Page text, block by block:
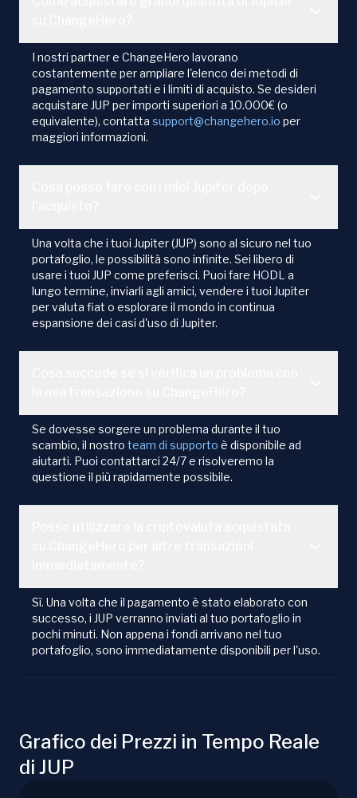
I nostri partner e ChangeHero lavorano
costantemente per ampliare l'elenco dei metodi di
pagamento supportati e i limiti di acquisto. Se desideri
acquistare JUP per importi superiori a 10.000€ (o
equivalente), contatta support@changehero.io per
maggiori informazioni.
Una volta che i tuoi Jupiter (JUP) sono al sicuro nel tuo
portafoglio, le possibilità sono infinite. Sei libero di
usare i tuoi JUP come preferisci. Puoi fare HODL a
lungo termine, inviarli agli amici, vendere i tuoi Jupiter
per valuta fiat o esplorare il mondo in continua
espansione dei casi d'uso di Jupiter.
Se dovesse sorgere un problema durante il tuo
scambio, il nostro team di supporto è disponibile ad
aiutarti. Puoi contattarci 24/7 e risolveremo la
questione il più rapidamente possibile.
Sì. Una volta che il pagamento è stato elaborato con
successo, i JUP verranno inviati al tuo portafoglio in
pochi minuti. Non appena i fondi arrivano nel tuo
portafoglio, sono immediatamente disponibili per l'uso.
Grafico dei Prezzi in Tempo Reale
di JUP